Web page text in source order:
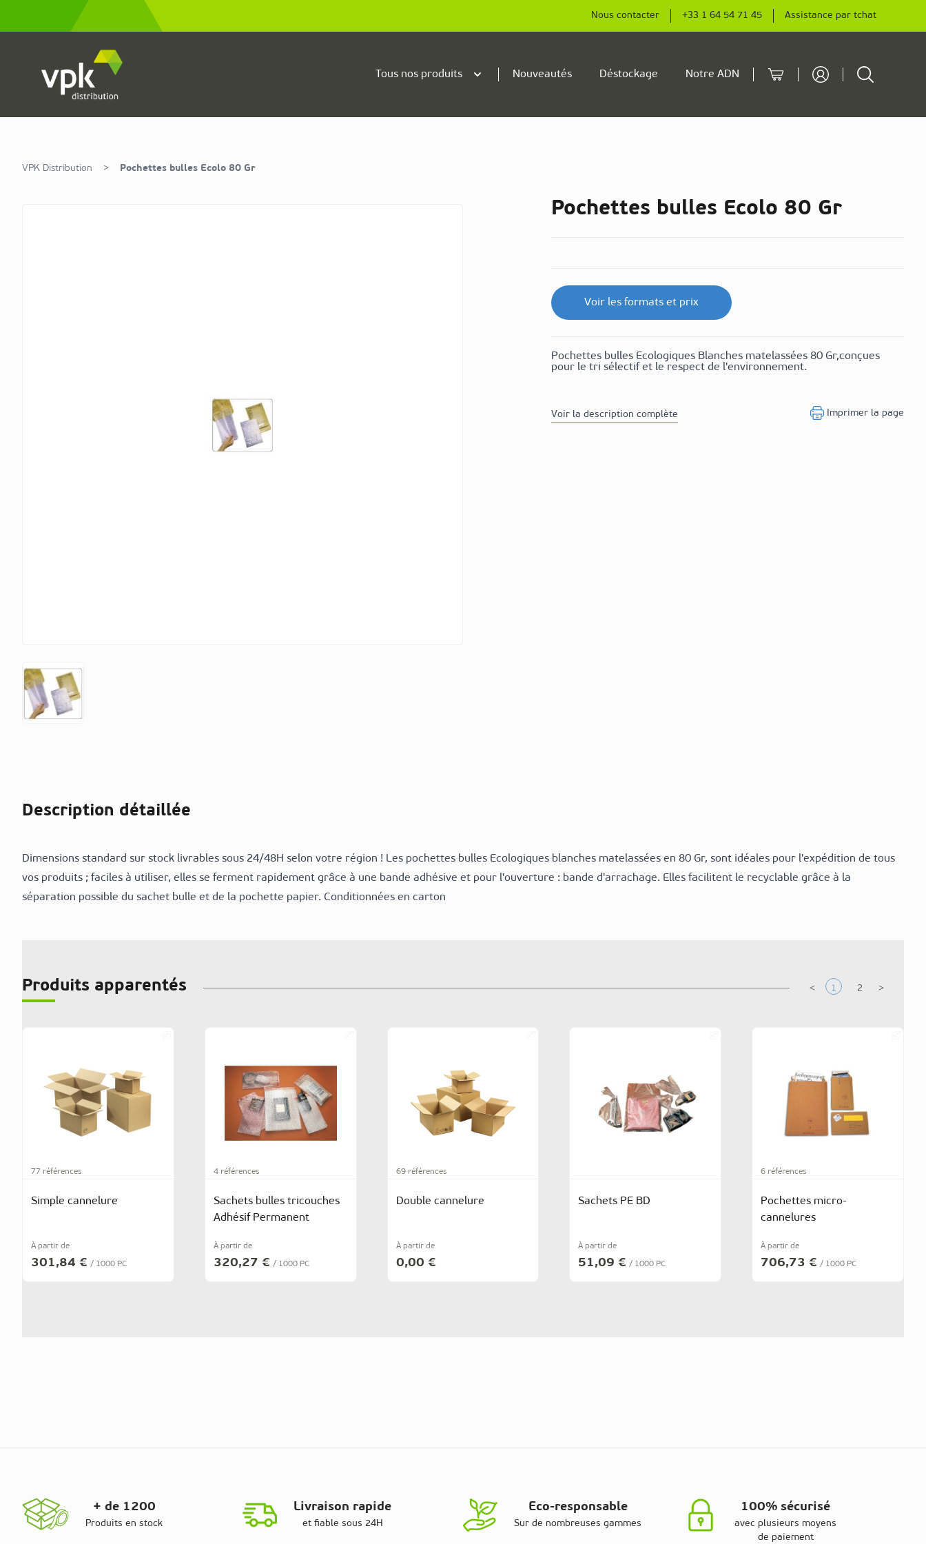
Nous contacter +33 1 64 54 71 45 Assistance par tchat
Tous nos produits Nouveautés Déstockage Notre ADN Cart Rechercher
VPK Distribution > Pochettes bulles Ecolo 80 Gr
Pochettes bulles Ecolo 80 Gr
Voir les formats et prix
Pochettes bulles Ecologiques Blanches matelassées 80 Gr,conçues
pour le tri sélectif et le respect de l'environnement.
Voir la description complète Imprimer la page
Description détaillée
Dimensions standard sur stock livrables sous 24/48H selon votre région ! Les pochettes bulles Ecologiques blanches matelassées en 80 Gr, sont idéales pour l'expédition de tous
vos produits ; faciles à utiliser, elles se ferment rapidement grâce à une bande adhésive et pour l'ouverture : bande d'arrachage. Elles facilitent le recyclable grâce à la
séparation possible du sachet bulle et de la pochette papier. Conditionnées en carton
Produits apparentés
77 références
Simple cannelure
À partir de
301,84 € / 1000 PC
4 références
Sachets bulles tricouches
Adhésif Permanent
À partir de
320,27 € / 1000 PC
69 références
Double cannelure
À partir de
0,00 €
Sachets PE BD
À partir de
51,09 € / 1000 PC
6 références
Pochettes micro-
cannelures
À partir de
706,73 € / 1000 PC
+ de 1200
Produits en stock
Livraison rapide
et fiable sous 24H
Eco-responsable
Sur de nombreuses gammes
100% sécurisé
avec plusieurs moyens
de paiement